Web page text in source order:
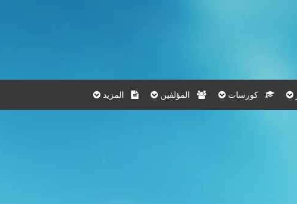
كورسات المؤلفين المزيد